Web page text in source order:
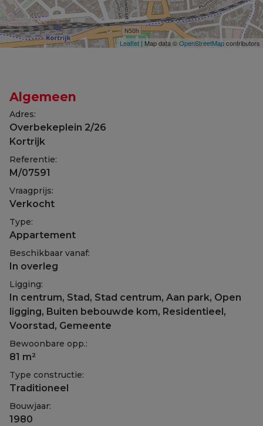
Leaflet | Map data ©OpenStreetMapcontributors
Algemeen
Adres:
Overbekeplein 2/26
Kortrijk
Referentie:
M/07591
Vraagprijs:
Verkocht
Type:
Appartement
Beschikbaar vanaf:
In overleg
Ligging:
In centrum, Stad, Stad centrum, Aan park, Open
ligging, Buiten bebouwde kom, Residentieel,
Voorstad, Gemeente
Bewoonbare opp.:
81 m²
Type constructie:
Traditioneel
Bouwjaar:
1980